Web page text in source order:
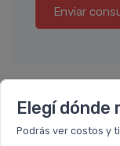
Elegí dónde
Podrás ver costos y
Enviar